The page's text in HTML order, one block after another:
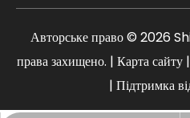
Авторське право © 2026
права захищено. | Карта сайту |
| Підтримка